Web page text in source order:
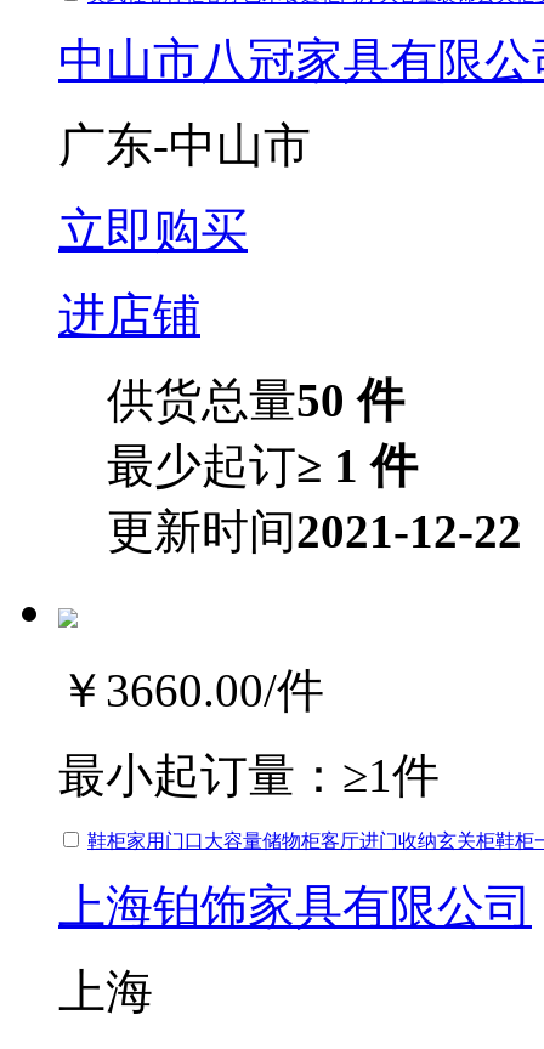
中山市八冠家具有限公
广东-中山市
立即购买
进店铺
供货总量50 件
最少起订≥ 1 件
更新时间2021-12-22
￥3660.00/件
最小起订量： ≥1件
鞋柜家用门口大容量储物柜客厅进门收纳玄关柜鞋柜
上海铂饰家具有限公司
上海